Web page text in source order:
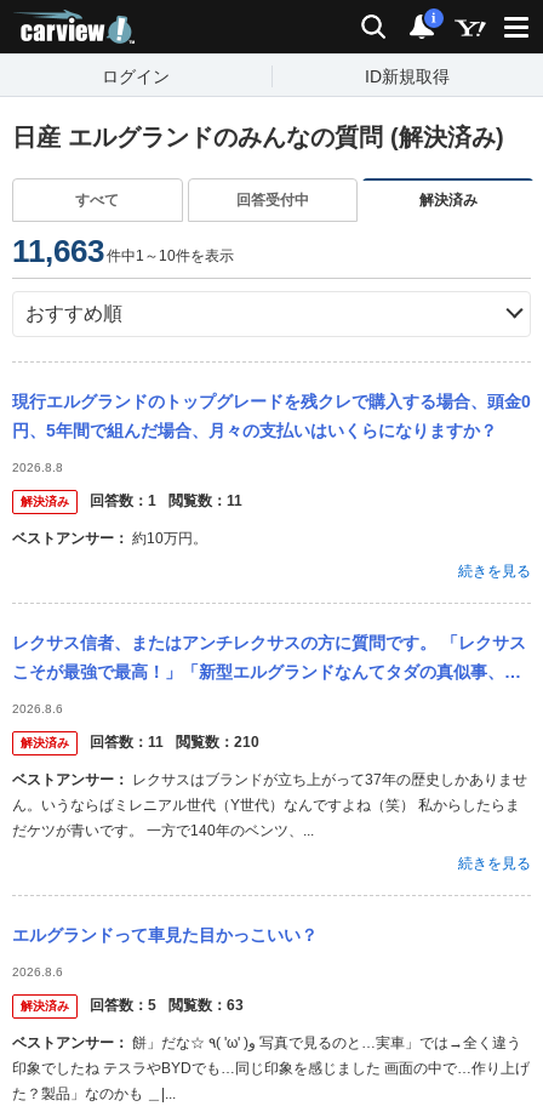
検索 通知
i
ログイン ID新規取得
日産 エルグランドのみんなの質問 (解決済み)
すべて 回答受付中 解決済み
11,663件中1～10件を表示
現行エルグランドのトップグレードを残クレで購入する場合、頭金0
円、5年間で組んだ場合、月々の支払いはいくらになりますか？
2026.8.8
解決済み 回答数： 1 閲覧数： 11
ベストアンサー： 約10万円。
続きを見る
レクサス信者、またはアンチレクサスの方に質問です。 「レクサス
こそが最強で最高！」「新型エルグランドなんてタダの真似事、LM
こそ憧れの的」という感じの、狭い見識の書き込みを見かけます。
そうい...
2026.8.6
解決済み 回答数： 11 閲覧数： 210
ベストアンサー：
ん。いうならばミレニアル世代（Y世代）なんですよね（笑） 私からしたらま
だケツが青いです。 一方で140年のベンツ、...
続きを見る
エルグランドって車見た目かっこいい？
2026.8.6
解決済み 回答数： 5 閲覧数： 63
ベストアンサー：
印象でしたね テスラやBYDでも…同じ印象を感じました 画面の中で…作り上げ
た？製品」なのかも ＿|...